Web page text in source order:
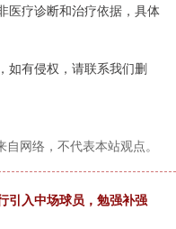
医疗诊断和治疗依据，具体
如有侵权，请联系我们删
网络，不代表本站观点。
引入中场球员，勉强补强